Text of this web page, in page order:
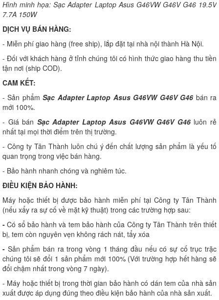
Hình minh họa: Sạc Adapter Laptop Asus G46VW G46V G46 19.5V
7.7A 150W
DỊCH VỤ BÁN HÀNG:
- Miễn phí giao hàng (free ship), lắp đặt tại nhà nội thành Hà Nội.
- Đối với khách hàng ở tỉnh chúng tôi có hình thức giao hàng thu tiền
tận nơi (ship COD).
CAM KẾT:
- Sản phẩmSạc Adapter Laptop Asus G46VW G46V G46 bán ra
mới 100%.
- Giá bán Sạc Adapter Laptop Asus G46VW G46V G46 luôn rẻ
nhất tại mọi thời điểm trên thị trường.
- Công ty Tân Thành luôn chú ý đến chất lượng sản phẩm là yếu tố
quan trọng trong việc bán hàng.
- Bảo hành nhanh chóng và nghiêm túc.
ĐIỀU KIỆN BẢO HÀNH:
Máy hoặc thiết bị được bảo hành miễn phí tại Công ty Tân Thành
(nếu xẩy ra sự cố về mặt kỹ thuật) trong các trường hợp sau:
- Có sổ bảo hành và tem bảo hành của Công ty Tân Thành trên thiết
bị, tem còn nguyên vẹn không rách nát, tẩy xóa
- Sản phẩm bán ra trong vòng 1 tháng đầu nếu có sự cố trục trặc
chúng tôi sẽ đổi 1 sản phẩm mới 100% (Với trường hợp hết hàng sẽ
đổi chậm nhất trong vòng 7 ngày).
- Máy hoặc thiết bị trong thời gian bảo hành có dán tem của nhà sản
xuất được áp dụng đúng theo điều kiện bảo hành của nhà sản xuất.